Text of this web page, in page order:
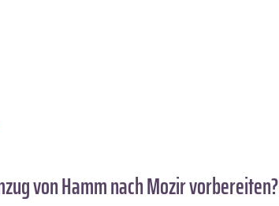
von Hamm nach Mozir vorbereiten?